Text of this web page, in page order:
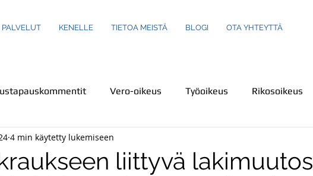
PALVELUT KENELLE TIETOA MEISTÄ BLOGI OTA YHTEYTTÄ
Vero-oikeus Työoikeus Rikosoikeus
Turva-ala Ympäristöoikeus
liittyvä lakimuutos
4 min käytetty lukemiseen